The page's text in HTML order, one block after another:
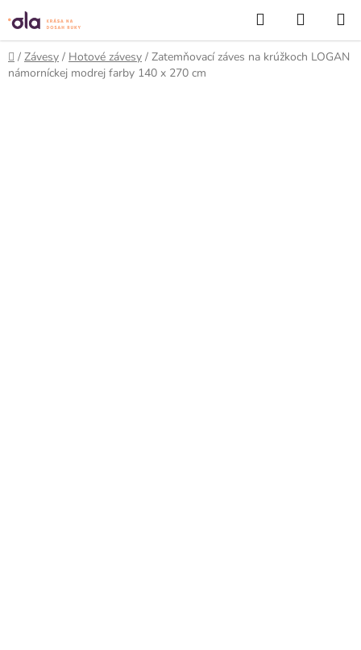
Prejsť
na
obsah
Hľadať
KOŠÍK
Domov
/ Závesy / Hotové závesy / Zatemňovací záves na krúžkoch LOGAN
námorníckej modrej farby 140 x 270 cm